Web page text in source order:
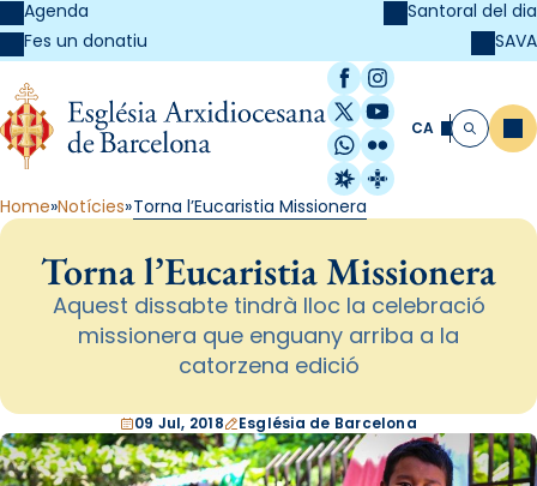
Agenda
Fes un donatiu
Santoral del dia
SAVA
Facebook
Instagram
X / Twitter
YouTube
WhatsApp
Flickr
Radio Estel
Catalunya
CA Cerca
Home Notícies Torna l’Eucaristia Missionera
Torna l’Eucaristia Missionera
Aquest dissabte tindrà lloc la celebració
missionera que enguany arriba a la
catorzena edició
09 Jul, 2018 Església de Barcelona